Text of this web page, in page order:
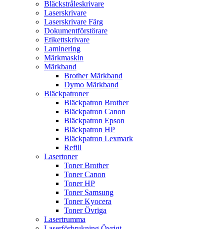
Bläckstråleskrivare
Laserskrivare
Laserskrivare Färg
Dokumentförstörare
Etikettskrivare
Laminering
Märkmaskin
Märkband
Brother Märkband
Dymo Märkband
Bläckpatroner
Bläckpatron Brother
Bläckpatron Canon
Bläckpatron Epson
Bläckpatron HP
Bläckpatron Lexmark
Refill
Lasertoner
Toner Brother
Toner Canon
Toner HP
Toner Samsung
Toner Kyocera
Toner Övriga
Lasertrumma